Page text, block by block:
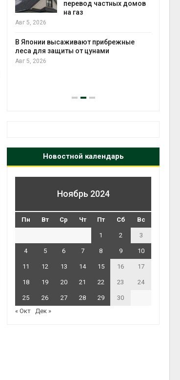
отслеживать
перемещения
выпущенных соколов-балобанов
Минприроды утвердило
Новостной календарь
Ноябрь 2024
Пн Вт Ср Чт Пт Сб Вс
1 2 3
4 5 6 7 8 9 10
11 12 13 14 15 16 17
18 19 20 21 22 23 24
25 26 27 28 29
30
« Окт
Дек »